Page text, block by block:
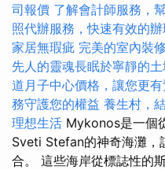
司報價 了解會計師服務，
照代辦服務，快速有效的
家居無瑕疵 完美的室內裝
先人的靈魂長眠於寧靜的
道月子中心價格，讓您更
務守護您的權益 養生村，
理想生活 Mykonos是一個
Sveti Stefan的神奇海灘，
合。 這些海岸從標誌性的